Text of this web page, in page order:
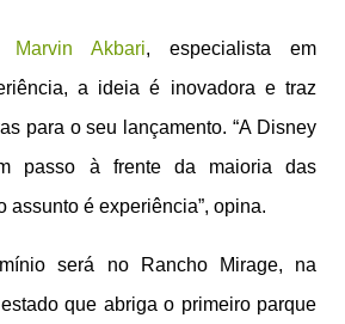
Marvin Akbari, especialista em
, a ideia é inovadora e traz
para o seu lançamento. “A Disney
passo à frente da maioria das
assunto é experiência”, opina.
será no Rancho Mirage, na
que abriga o primeiro parque